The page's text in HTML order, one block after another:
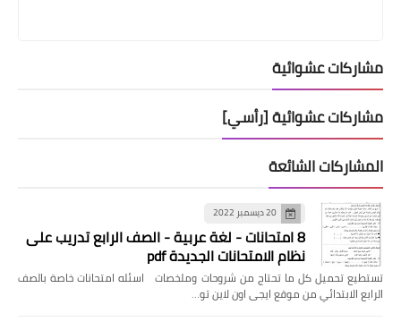
مشاركات عشوائية
مشاركات عشوائية [رأسي]
المشاركات الشائعة
20 ديسمبر 2022
8 امتحانات - لغة عربية - الصف الرابع تدريب على
نظام الامتحانات الجديدة pdf
تستطيع تحميل كل ما تحتاج من شروحات وملخصات اسئله امتحانات خاصة بالصف
الرابع الابتدائي من موقع ايجى اون لاين تو…